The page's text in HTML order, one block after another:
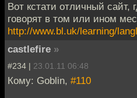
Вот кстати отличный сайт,
говорят в том или ином
http://www.bl.uk/learning/
castlefire »
#234 | 23.01.11 06:48
Кому: Goblin, #110